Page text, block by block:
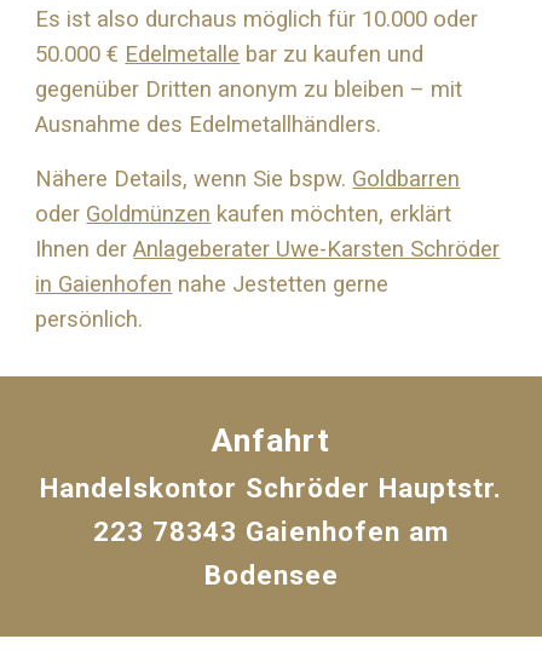
Es ist also durchaus möglich für 10.000 oder
50.000 € Edelmetalle bar zu kaufen und
gegenüber Dritten anonym zu bleiben – mit
Ausnahme des Edelmetallhändlers.
Nähere Details, wenn Sie bspw. Goldbarren
oder Goldmünzen kaufen möchten, erklärt
Ihnen derAnlageberater Uwe-Karsten Schröder
in Gaienhofen nahe Jestetten gerne
persönlich.
Anfahrt
Handelskontor Schröder Hauptstr.
223 78343 Gaienhofen am
Bodensee